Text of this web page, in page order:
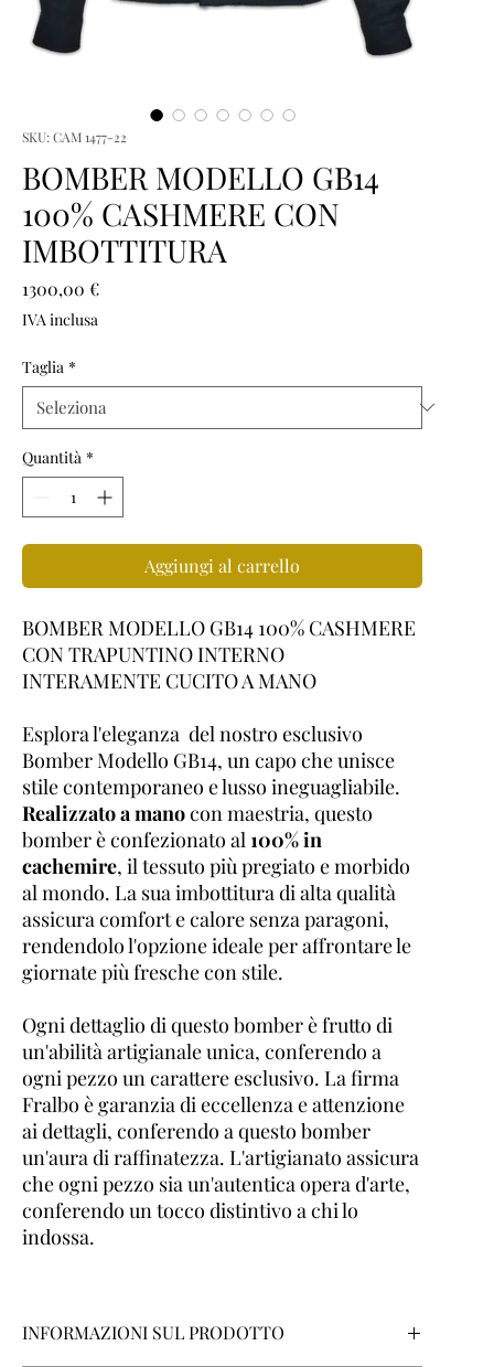
SKU: CAM 1477-22
BOMBER MODELLO GB14
100% CASHMERE CON
IMBOTTITURA
1300,00 €Prezzo
IVA inclusa
Taglia *
Quantità *
Aggiungi al carrello
BOMBER MODELLO GB14 100% CASHMERE
CON TRAPUNTINO INTERNO
INTERAMENTE CUCITO A MANO
Esplora l'eleganza del nostro esclusivo
Bomber Modello GB14, un capo che unisce
stile contemporaneo e lusso ineguagliabile.
Realizzato a manocon maestria, questo
bomber è confezionato al100% in
cachemire, il tessuto più pregiato e morbido
al mondo. La sua imbottitura di alta qualità
assicura comfort e calore senza paragoni,
rendendolo l'opzione ideale per affrontare le
giornate più fresche con stile.
Ogni dettaglio di questo bomber è frutto di
un'abilità artigianale unica, conferendo a
ogni pezzo un carattere esclusivo. La firma
Fralbo è garanzia di eccellenza e attenzione
ai dettagli, conferendo a questo bomber
un'aura di raffinatezza. L'artigianato assicura
che ogni pezzo sia un'autentica opera d'arte,
conferendo un tocco distintivo a chi lo
indossa.
INFORMAZIONI SUL PRODOTTO